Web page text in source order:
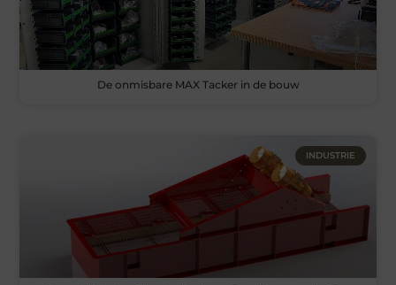
De onmisbare MAX Tacker in de bouw
INDUSTRIE